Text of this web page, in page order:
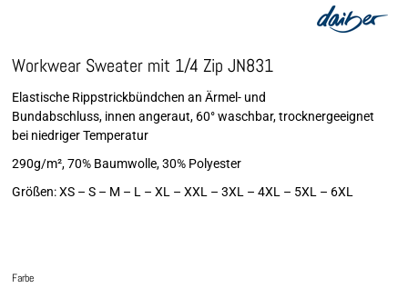
Workwear Sweater mit 1/4 Zip JN831
Elastische Rippstrickbündchen an Ärmel- und
Bundabschluss, innen angeraut, 60° waschbar, trocknergeeignet
bei niedriger Temperatur
290g/m², 70% Baumwolle, 30% Polyester
Größen: XS – S – M – L – XL – XXL – 3XL – 4XL – 5XL – 6XL
Farbe